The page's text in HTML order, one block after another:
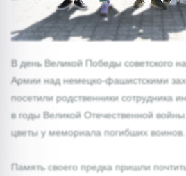
В день Великой Победы советского
Армии над немецко-фашистскими
посетили родственники сотрудника
в годы Великой Отечественной
цветы у мемориала погибших воинов.
Память своего предка пришли